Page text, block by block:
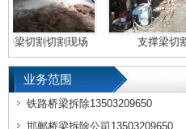
割切割现场 支撑梁切割工程
业务范围
铁路桥梁拆除13503209650
邯郸桥梁拆除公司13503209650